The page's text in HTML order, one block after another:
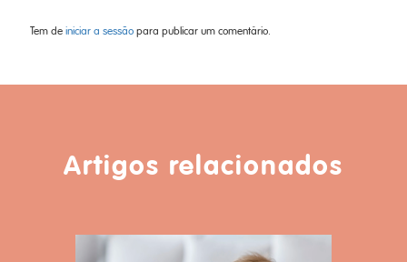
Tem de iniciar a sessão para publicar um comentário.
Artigos relacionados